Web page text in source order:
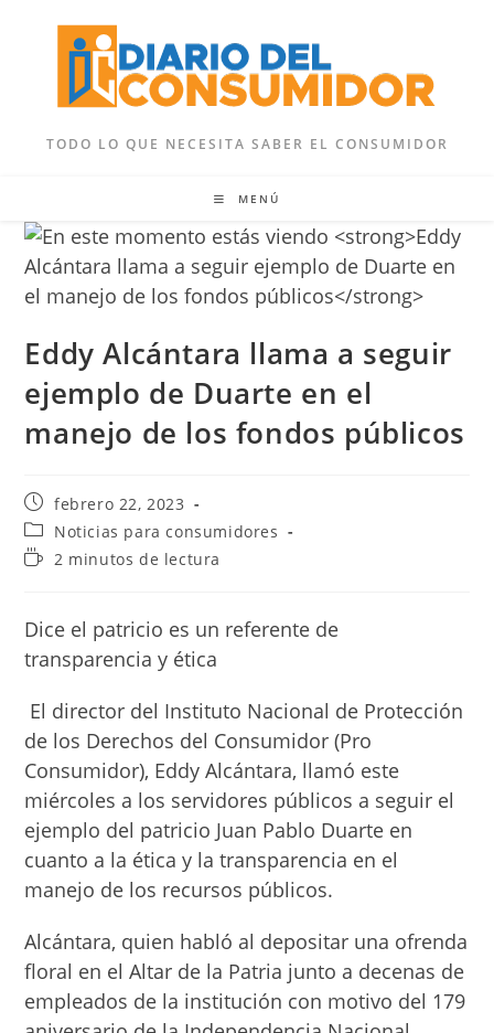
contenido
TODO LO QUE NECESITA SABER EL CONSUMIDOR
MENÚ
Eddy Alcántara llama a seguir
ejemplo de Duarte en el
manejo de los fondos públicos
Publicación
de
la
entrada:
febrero 22, 2023
Categoría
de
la
Noticias para consumidores
Tiempo2 minutos de lectura
Dice el patricio es un referente de
transparencia y ética
El director del Instituto Nacional de Protección
de los Derechos del Consumidor (Pro
Consumidor), Eddy Alcántara, llamó este
miércoles a los servidores públicos a seguir el
ejemplo del patricio Juan Pablo Duarte en
cuanto a la ética y la transparencia en el
manejo de los recursos públicos.
Alcántara, quien habló al depositar una ofrenda
floral en el Altar de la Patria junto a decenas de
empleados de la institución con motivo del 179